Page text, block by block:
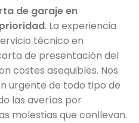
de garaje en
. La experiencia
técnico en
de presentación del
costes asequibles. Nos
urgente de todo tipo de
las averías por
molestias que conllevan.